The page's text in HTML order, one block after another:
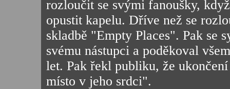
rozloučit se svými fanoušky,
opustit kapelu. Dříve než se
skladbě "Empty Places". Pak se
svému nástupci a poděkoval
let. Pak řekl publiku, že
místo v jeho srdci".